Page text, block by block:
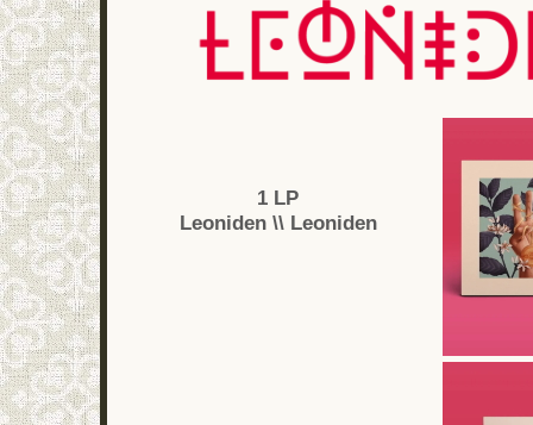
1 LP
Leoniden \\ Leoniden